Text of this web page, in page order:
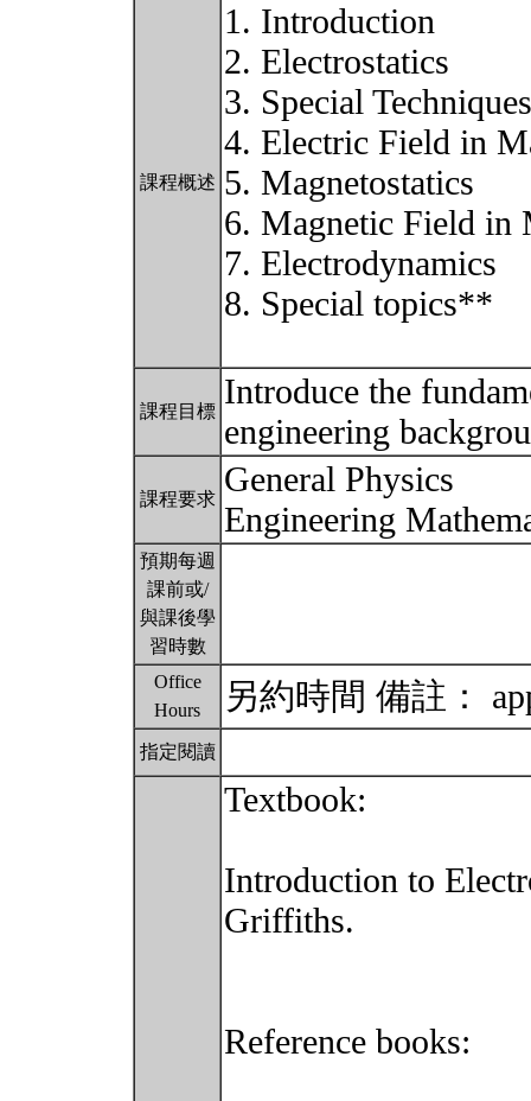
課程概述
1. Introduction
2. Electrostatics
3. Special Techniques
4. Electric Field in
5. Magnetostatics
6. Magnetic Field in
7. Electrodynamics
8. Special topics**
課程目標 Introduce the
engineering
課程要求 General Physics
Engineering
預期每週
課前或/
與課後學
習時數
Office
Hours
另約時間 備註：
指定閱讀
Textbook:
Introduction to
Griffiths.
Reference books: